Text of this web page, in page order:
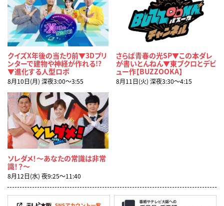
クイズX年後の当たり前▼3Dプリ
ンターで建物や神経が作れる!?
▼進化する人型ロボ
8月10日(月) 深夜3:00〜3:55
さらば青春の光SP▼この本ダレ
が書いとんねん▼東ブクロとデビ
ュー作【BUZZOOKA】
8月11日(火) 深夜3:30〜4:15
ソレダメ！～あなたの常識は非常
識！？～
8月12日(水) 夜9:25〜11:40